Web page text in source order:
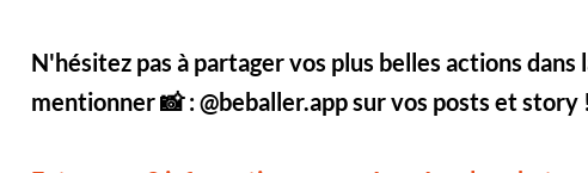
N'hésitez pas à partager vos plus belles actions
mentionner 📸 : @beballer.app sur vos posts et story !